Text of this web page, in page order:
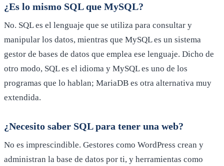
¿Es lo mismo SQL que MySQL?
No. SQL es el lenguaje que se utiliza para consultar y
manipular los datos, mientras que MySQL es un sistema
gestor de bases de datos que emplea ese lenguaje. Dicho de
otro modo, SQL es el idioma y MySQL es uno de los
programas que lo hablan; MariaDB es otra alternativa muy
extendida.
¿Necesito saber SQL para tener una web?
No es imprescindible. Gestores como WordPress crean y
administran la base de datos por ti, y herramientas como